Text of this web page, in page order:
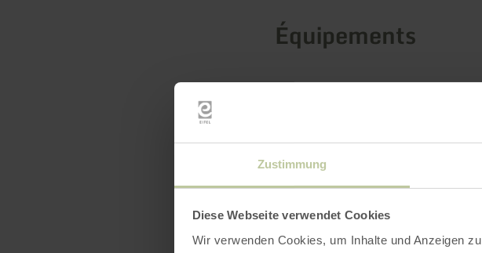
Zustimmung
Diese Webseite verwendet Cookies
Wir verwenden Cookies, um Inhalte und Anzeigen
Équipements